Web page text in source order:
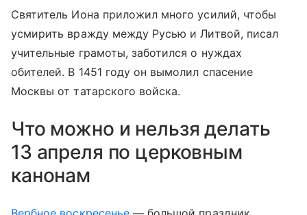
Святитель Иона приложил много усилий, чтобы
усмирить вражду между Русью и Литвой, писал
учительные грамоты, заботился о нуждах
обителей. В 1451 году он вымолил спасение
Москвы от татарского войска.
Что можно и нельзя делать
13 апреля по церковным
канонам